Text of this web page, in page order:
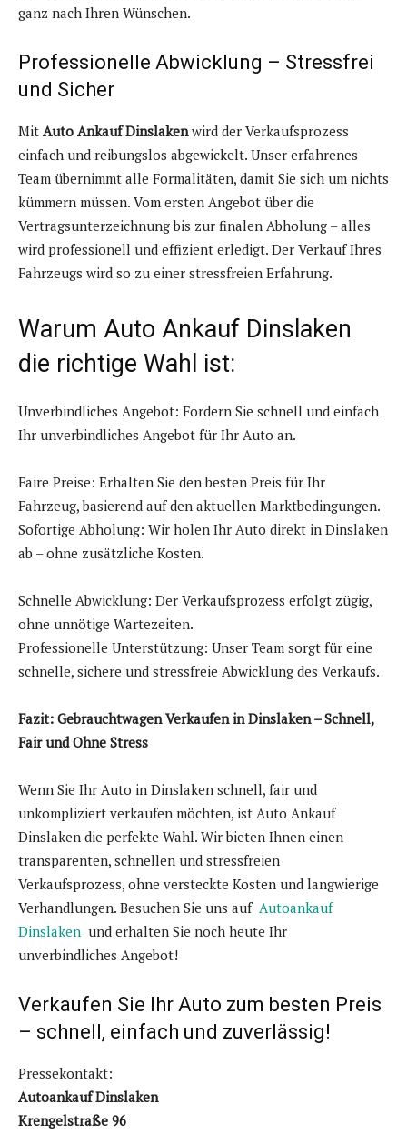
ganz nach Ihren Wünschen.
Professionelle Abwicklung – Stressfrei
und Sicher
Mit Auto Ankauf Dinslakenwird der Verkaufsprozess
einfach und reibungslos abgewickelt. Unser erfahrenes
Team übernimmt alle Formalitäten, damit Sie sich um nichts
kümmern müssen. Vom ersten Angebot über die
Vertragsunterzeichnung bis zur finalen Abholung – alles
wird professionell und effizient erledigt. Der Verkauf Ihres
Fahrzeugs wird so zu einer stressfreien Erfahrung.
Warum Auto Ankauf Dinslaken
die richtige Wahl ist:
Unverbindliches Angebot: Fordern Sie schnell und einfach
Ihr unverbindliches Angebot für Ihr Auto an.
Faire Preise: Erhalten Sie den besten Preis für Ihr
Fahrzeug, basierend auf den aktuellen Marktbedingungen.
Sofortige Abholung: Wir holen Ihr Auto direkt in Dinslaken
ab – ohne zusätzliche Kosten.
Schnelle Abwicklung: Der Verkaufsprozess erfolgt zügig,
ohne unnötige Wartezeiten.
Professionelle Unterstützung: Unser Team sorgt für eine
schnelle, sichere und stressfreie Abwicklung des Verkaufs.
Fazit: Gebrauchtwagen Verkaufen in Dinslaken – Schnell,
Fair und Ohne Stress
Wenn Sie Ihr Auto in Dinslaken schnell, fair und
unkompliziert verkaufen möchten, ist Auto Ankauf
Dinslaken die perfekte Wahl. Wir bieten Ihnen einen
transparenten, schnellen und stressfreien
Verkaufsprozess, ohne versteckte Kosten und langwierige
Verhandlungen. Besuchen Sie uns auf Autoankauf
Dinslaken und erhalten Sie noch heute Ihr
unverbindliches Angebot!
Verkaufen Sie Ihr Auto zum besten Preis
– schnell, einfach und zuverlässig!
Pressekontakt:
Autoankauf Dinslaken
Krengelstraße 96